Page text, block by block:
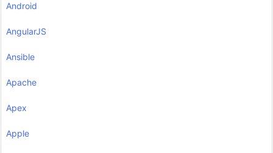
Android
AngularJS
Ansible
Apache
Apex
Apple